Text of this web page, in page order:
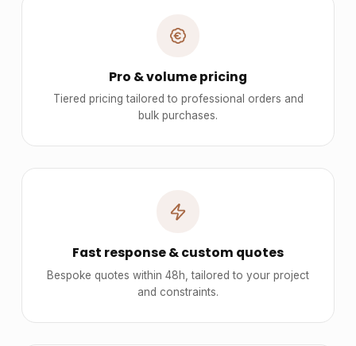
Pro & volume pricing
Tiered pricing tailored to professional orders and
bulk purchases.
Fast response & custom quotes
Bespoke quotes within 48h, tailored to your project
and constraints.